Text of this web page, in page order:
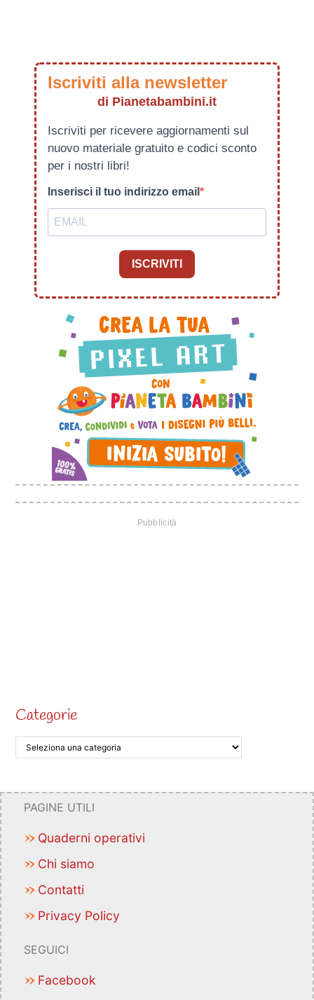
Iscriviti alla newsletter
di Pianetabambini.it
Iscriviti per ricevere aggiornamenti sul
nuovo materiale gratuito e codici sconto
per i nostri libri!
Inserisci il tuo indirizzo email
ISCRIVITI
Categorie
PAGINE UTILI
Quaderni operativi
Chi siamo
Contatti
Privacy Policy
SEGUICI
Facebook